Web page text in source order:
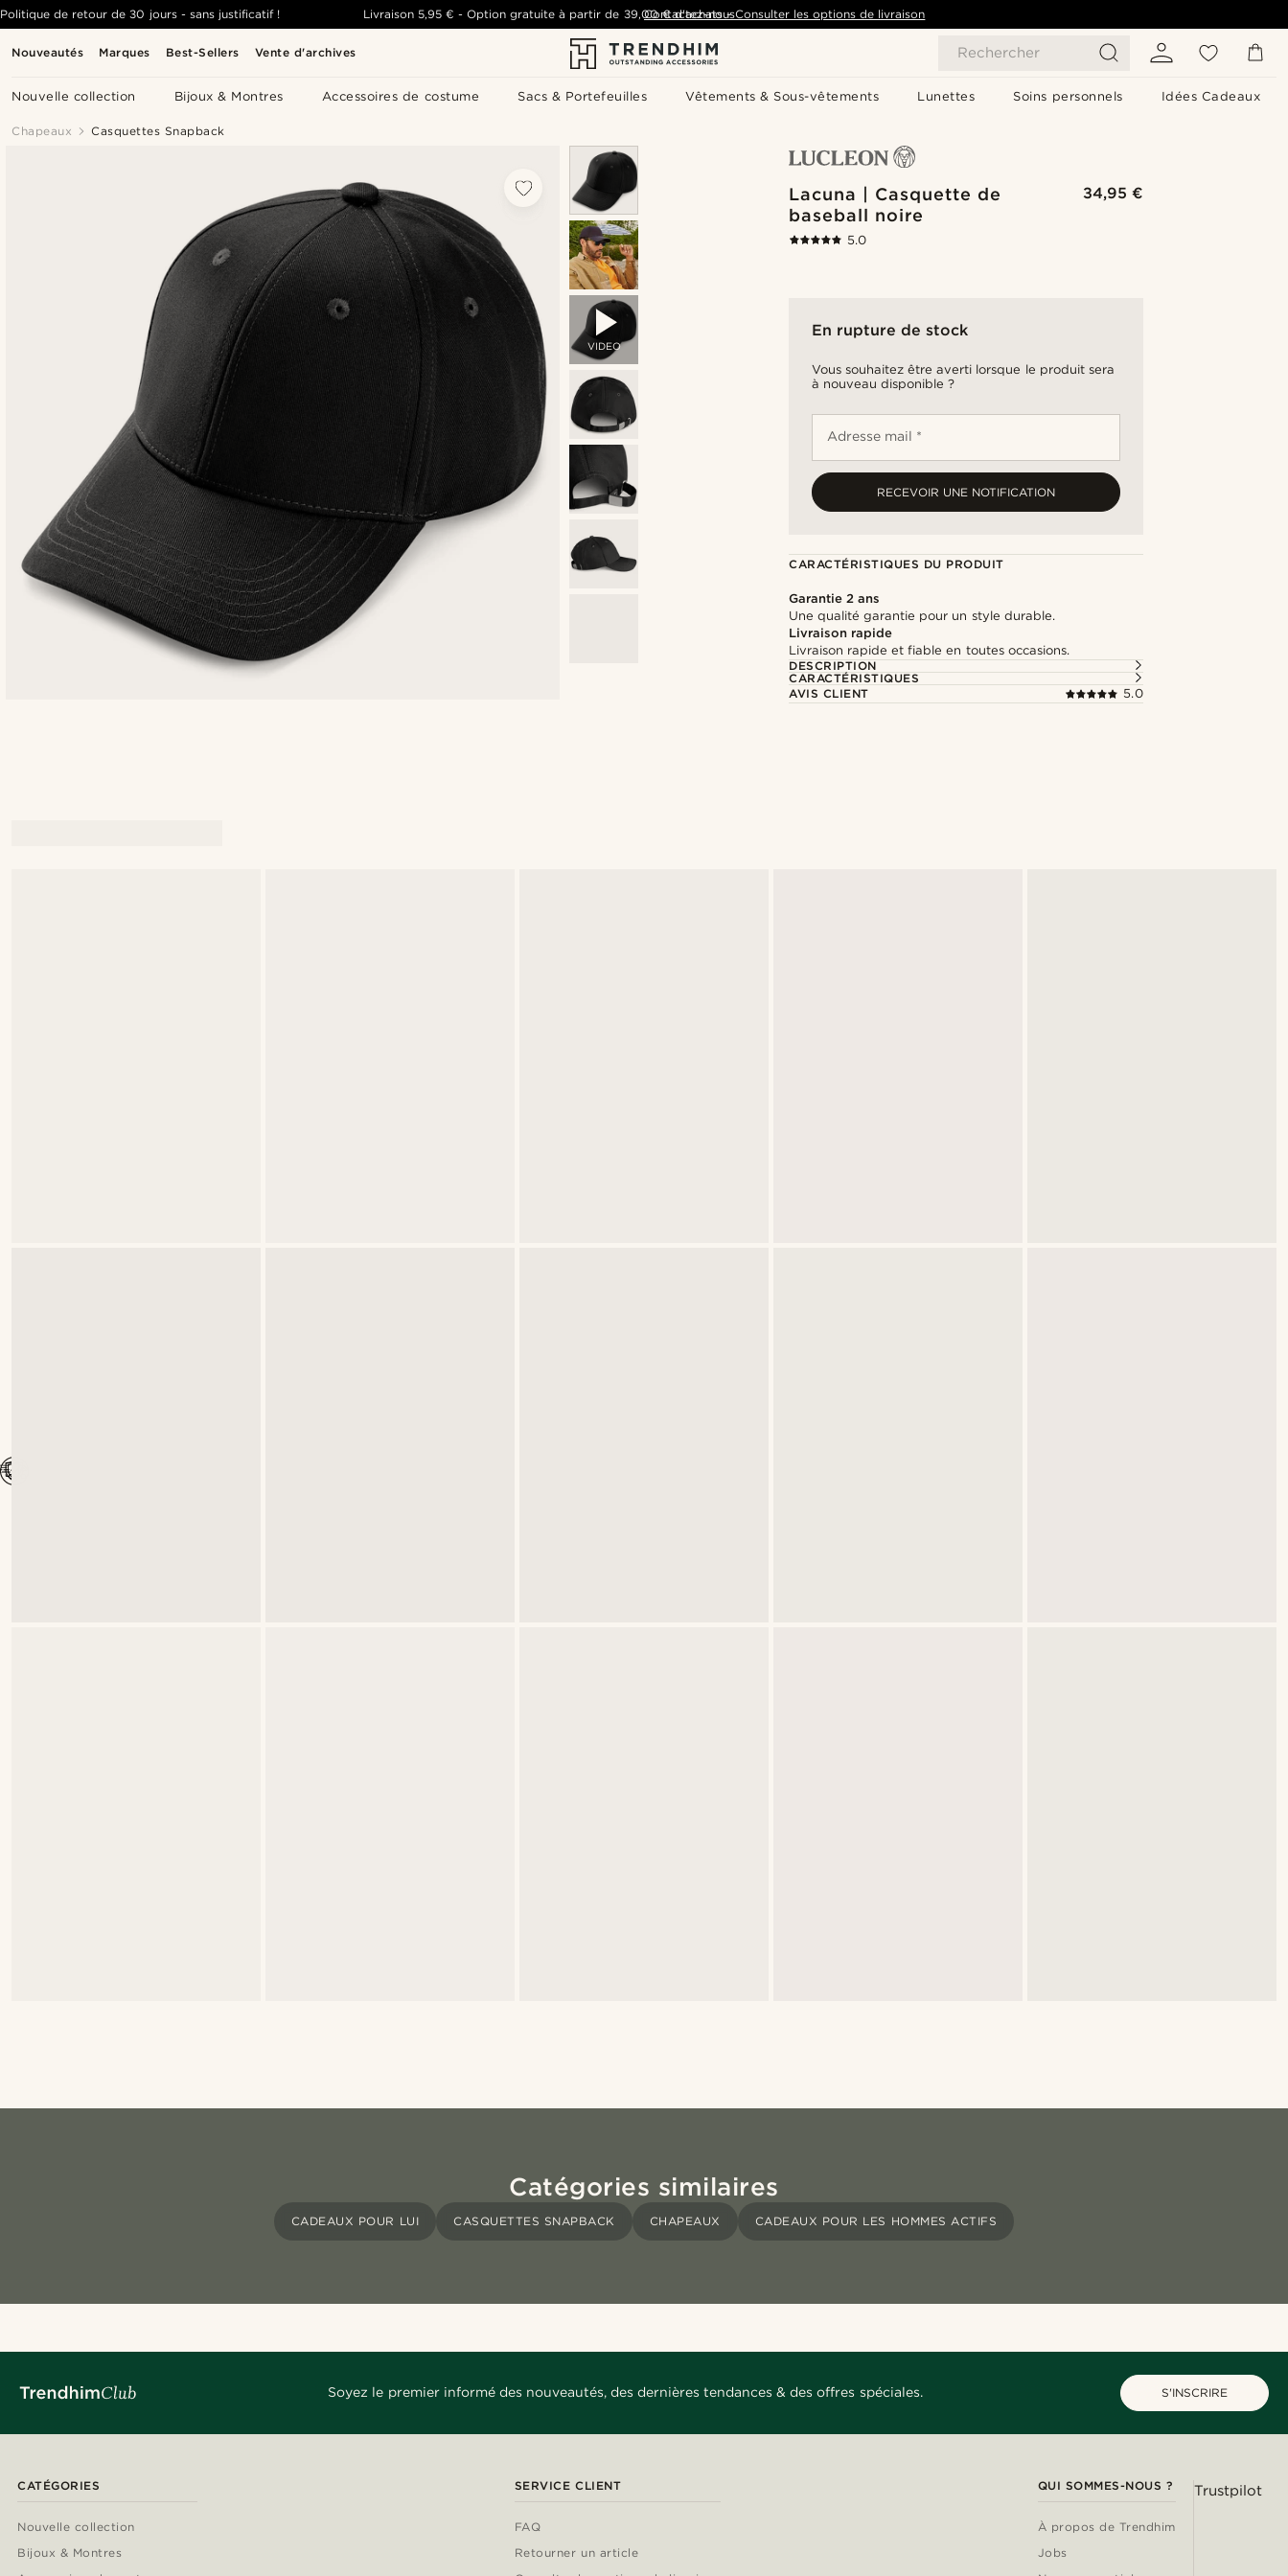
Nouveautés Marques Best-Sellers Vente d'archives Rechercher
Nouvelle collection Bijoux & Montres Accessoires de costume Sacs & Portefeuilles Vêtements & Sous-vêtements Lunettes Soins personnels Idées Cadeaux
Politique de retour de 30 jours - sans justificatif ! Livraison 5,95 € -Option gratuite à partir de 39,00 € d'achats- Consulter les options de livraison
Contactez-nous
Chapeaux Casquettes Snapback
VIDEO
Lacuna | Casquette de
baseball noire
34,95 €
5.0
En rupture de stock
Vous souhaitez être averti lorsque le produit sera
à nouveau disponible ?
Adresse mail *
RECEVOIR UNE NOTIFICATION
CARACTÉRISTIQUES DU PRODUIT
Garantie 2 ans
Une qualité garantie pour un style durable.
Livraison rapide
Livraison rapide et fiable en toutes occasions.
DESCRIPTION
CARACTÉRISTIQUES
AVIS CLIENT
5.0
Catégories similaires
CADEAUX POUR LUI CASQUETTES SNAPBACK CHAPEAUX CADEAUX POUR LES HOMMES ACTIFS
Soyez le premier informé des nouveautés, des dernières tendances & des offres spéciales. S'INSCRIRE
CATÉGORIES
Nouvelle collection
Bijoux & Montres
SERVICE CLIENT
FAQ
Retourner un article
QUI SOMMES-NOUS ?
À propos de Trendhim
Jobs
Trustpilot